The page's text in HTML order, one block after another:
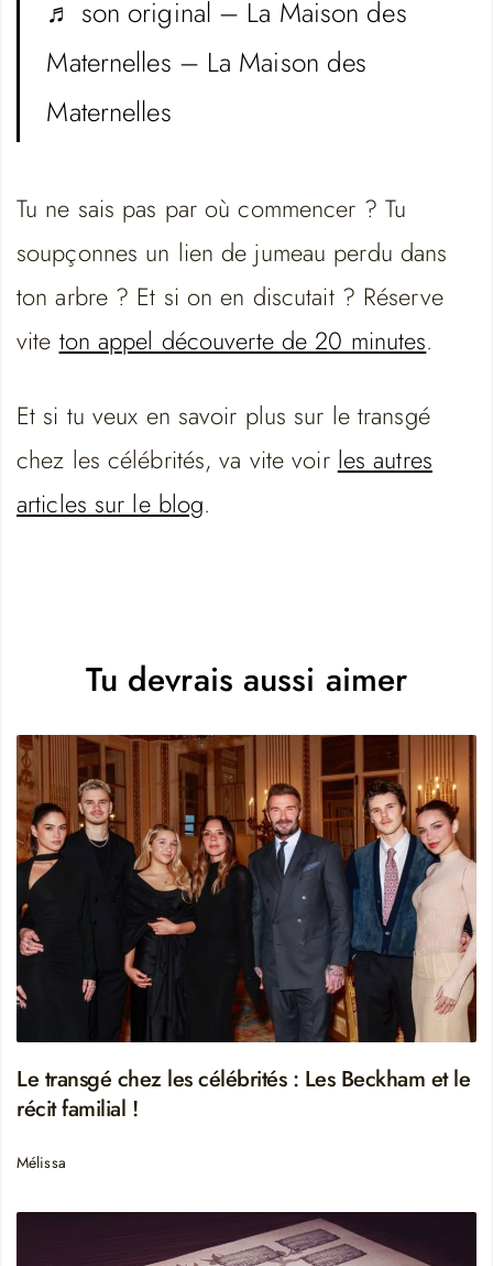
♬ son original – La Maison des
Maternelles – La Maison des
Maternelles
Tu ne sais pas par où commencer ? Tu
soupçonnes un lien de jumeau perdu dans
ton arbre ? Et si on en discutait ? Réserve
vite ton appel découverte de 20 minutes.
Et si tu veux en savoir plus sur le transgé
chez les célébrités, va vite voir les autres
articles sur le blog.
Tu devrais aussi aimer
Le transgé chez les célébrités : Les Beckham et le
récit familial !
Mélissa